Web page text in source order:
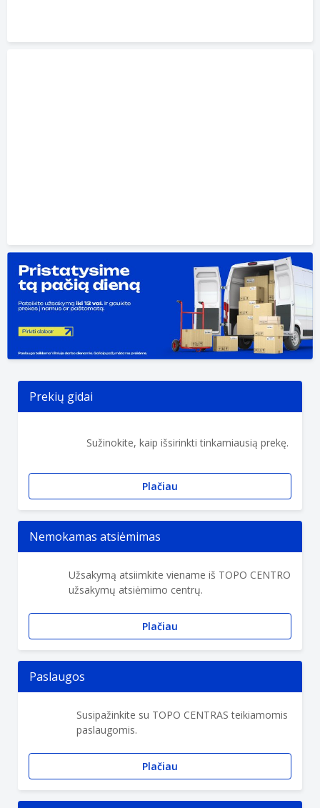
Prekių gidai
Sužinokite, kaip išsirinkti tinkamiausią prekę.
Plačiau
Nemokamas atsiėmimas
Užsakymą atsiimkite viename iš TOPO CENTRO
užsakymų atsiėmimo centrų.
Plačiau
Paslaugos
Susipažinkite su TOPO CENTRAS teikiamomis
paslaugomis.
Plačiau